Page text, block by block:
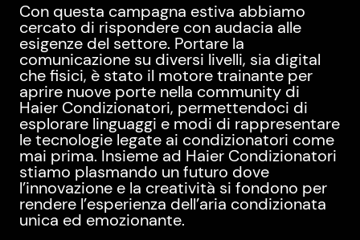
Con questa campagna estiva abbiamo
cercato di rispondere con audacia alle
esigenze del settore. Portare la
comunicazione su diversi livelli, sia digital
che fisici, è stato il motore trainante per
aprire nuove porte nella community di
Haier Condizionatori, permettendoci di
esplorare linguaggi e modi di rappresentare
le tecnologie legate ai condizionatori come
mai prima. Insieme ad Haier Condizionatori
stiamo plasmando un futuro dove
l’innovazione e la creatività si fondono per
rendere l’esperienza dell’aria condizionata
unica ed emozionante.